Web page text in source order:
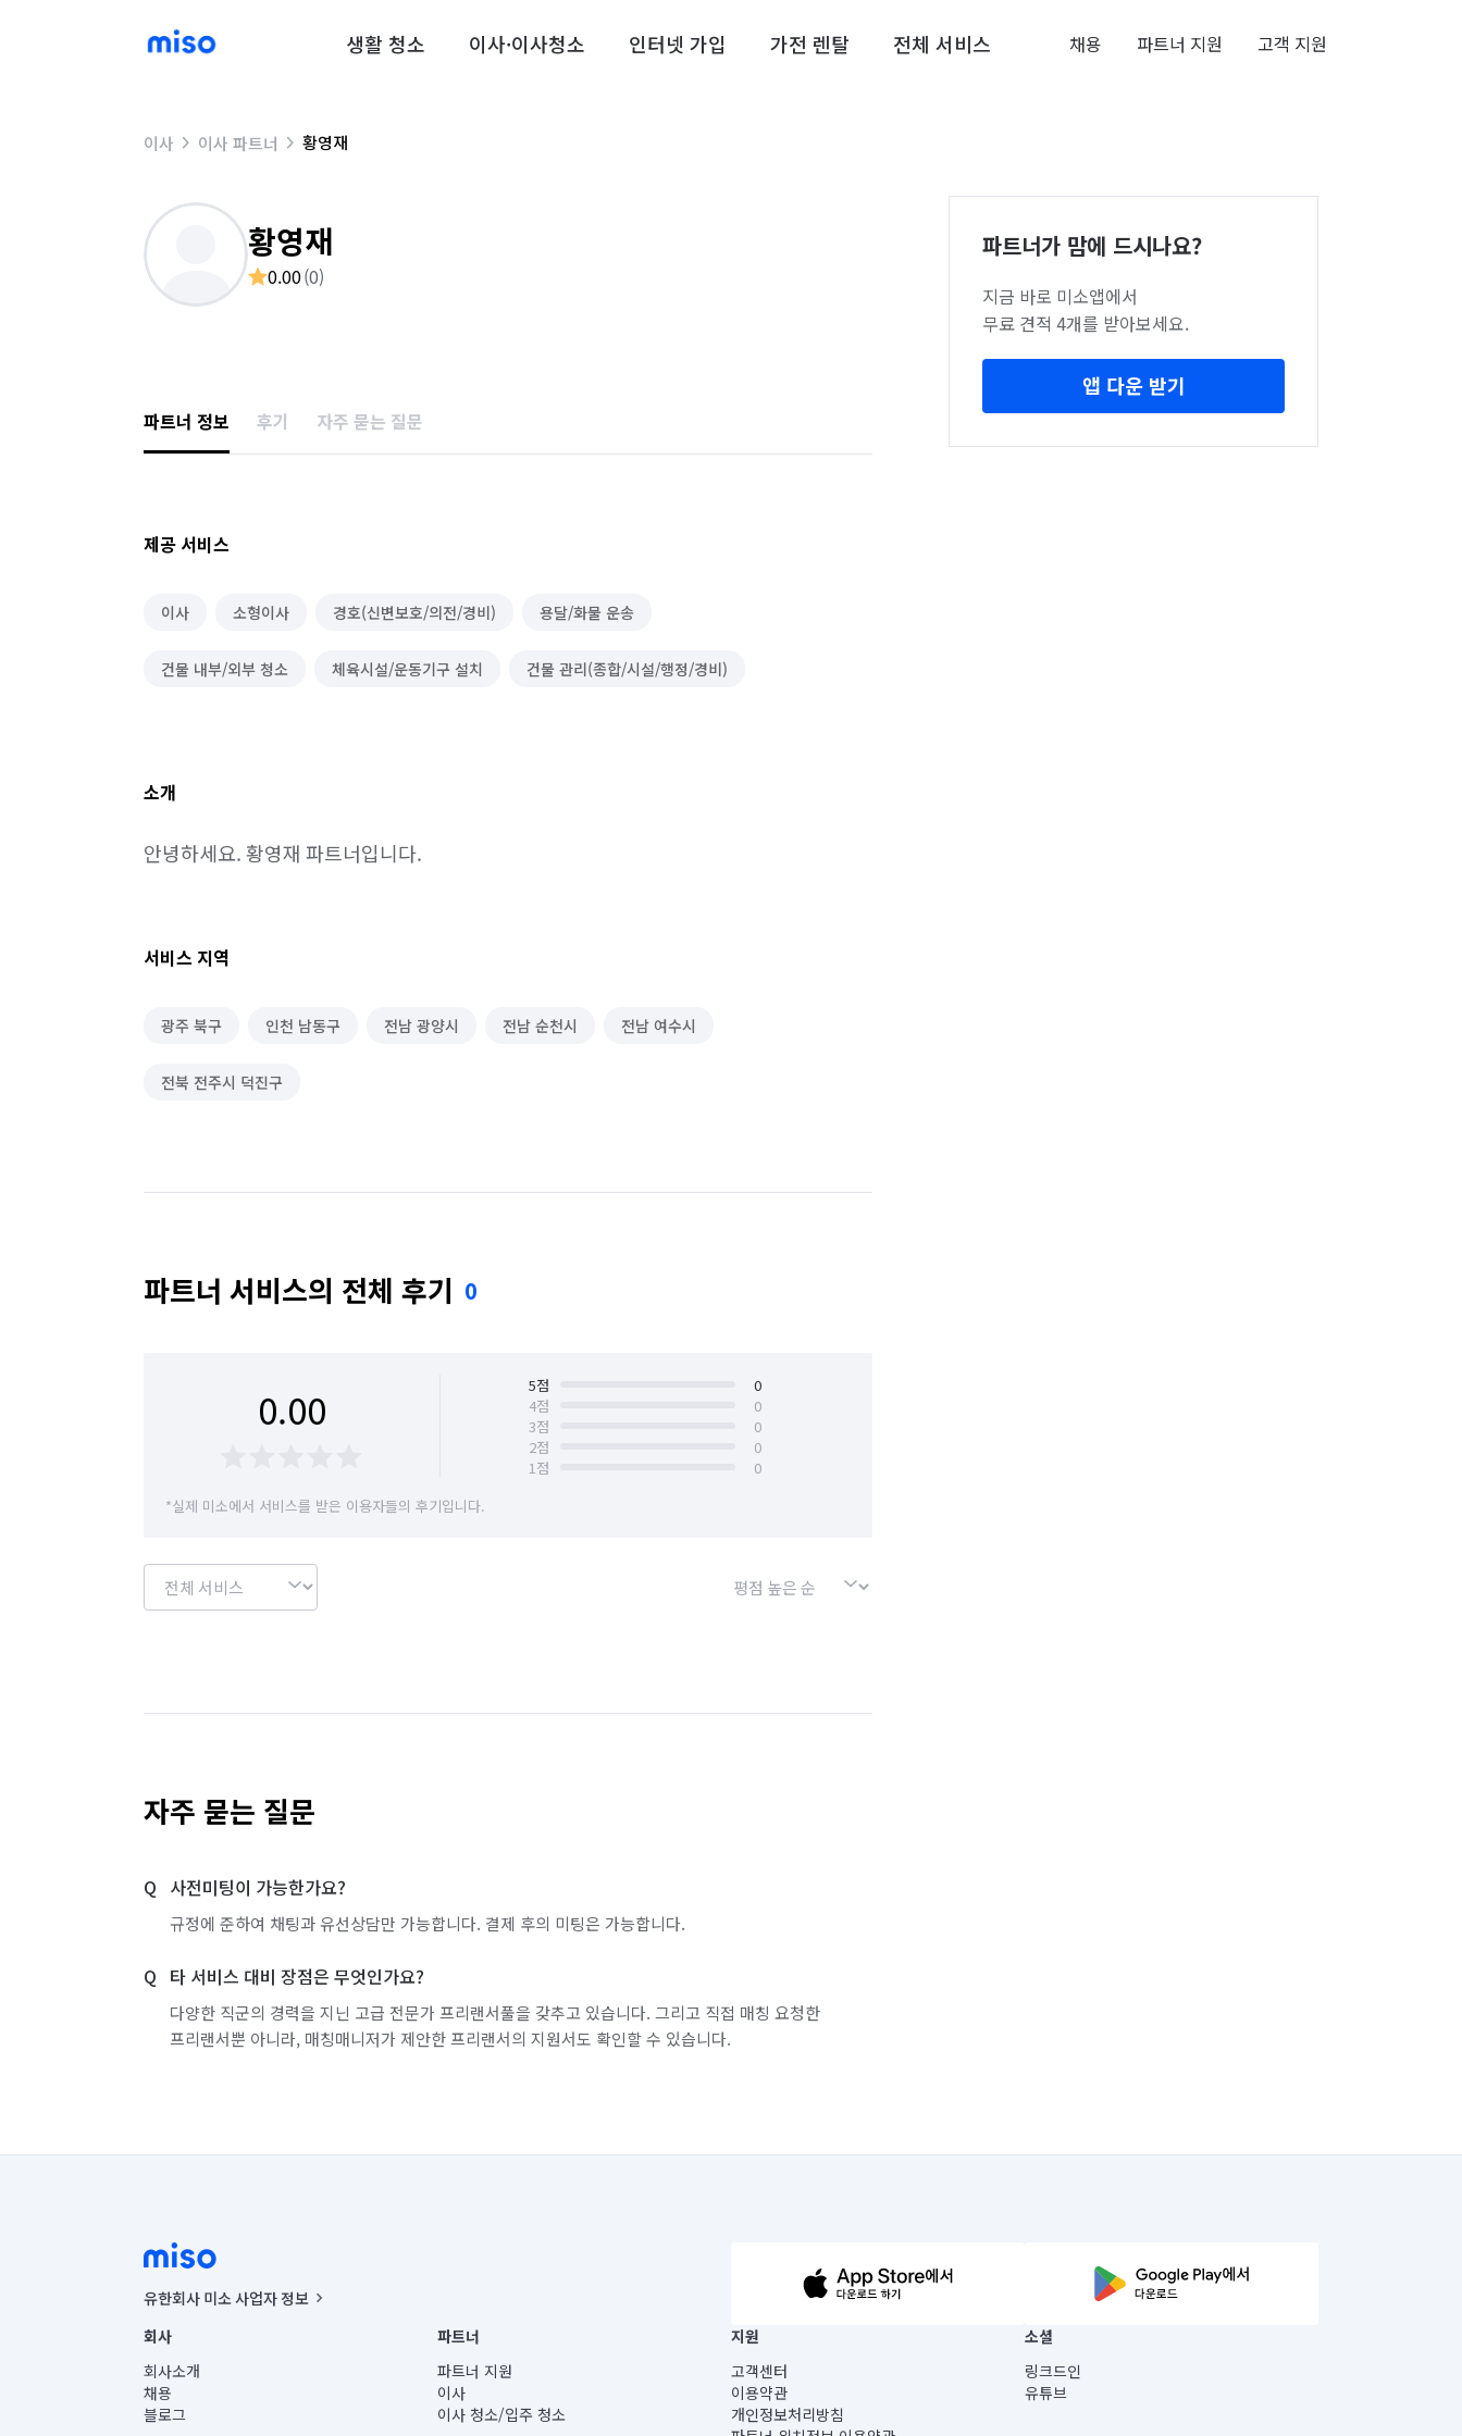
생활 청소 이사·이사청소 인터넷 가입 가전 렌탈 전체 서비스 채용 파트너 지원 고객 지원
이사 이사 파트너 황영재
황영재
0.00(0)
파트너 정보 후기 자주 묻는 질문
제공 서비스
이사 소형이사 경호(신변보호/의전/경비) 용달/화물 운송
건물 내부/외부 청소 체육시설/운동기구 설치 건물 관리(종합/시설/행정/경비)
소개
안녕하세요. 황영재 파트너입니다.
서비스 지역
광주 북구 인천 남동구 전남 광양시 전남 순천시 전남 여수시
전북 전주시 덕진구
파트너 서비스의 전체 후기 0
0.00 5점
0
4점
0
3점
0
2점
0
1점
0
*실제 미소에서 서비스를 받은 이용자들의 후기입니다.
자주 묻는 질문
사전미팅이 가능한가요?
규정에 준하여 채팅과 유선상담만 가능합니다. 결제 후의 미팅은 가능합니다.
타 서비스 대비 장점은 무엇인가요?
다양한 직군의 경력을 지닌 고급 전문가 프리랜서풀을 갖추고 있습니다. 그리고 직접 매칭 요청한
프리랜서뿐 아니라, 매칭매니저가 제안한 프리랜서의 지원서도 확인할 수 있습니다.
파트너가 맘에 드시나요?
지금 바로 미소앱에서
무료 견적 4개를 받아보세요.
앱 다운 받기
유한회사 미소 사업자 정보
사업자등록번호 : 291-87-00271 | 인허가번호 : 2016-3220163-14-5-00019 |
통신판매신고번호 : 2024-서울종로-1400(공정거래위원회 정보) |
대표이사 : CHING VICTOR COLUMBIA RHEE
주소 | 본사: 서울특별시 종로구 율곡로 6(중학동, 트윈트리빌딩) B동 5층
컨택센터 : 서울특별시 종로구 수송동 율곡로 24, 7층, 8층 미소
회사
회사소개
채용
블로그
파트너
파트너 지원
이사
이사 청소/입주 청소
지원
고객센터
이용약관
개인정보처리방침
소셜
링크드인
유튜브